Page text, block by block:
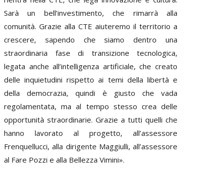
Sarà un bell’investimento, che rimarrà alla
comunità. Grazie alla CTE aiuteremo il territorio a
crescere, sapendo che siamo dentro una
straordinaria fase di transizione tecnologica,
legata anche all’intelligenza artificiale, che creato
delle inquietudini rispetto ai temi della libertà e
della democrazia, quindi è giusto che vada
regolamentata, ma al tempo stesso crea delle
opportunità straordinarie. Grazie a tutti quelli che
hanno lavorato al progetto, all’assessore
Frenquellucci, alla dirigente Maggiulli, all’assessore
al Fare Pozzi e alla Bellezza Vimini».